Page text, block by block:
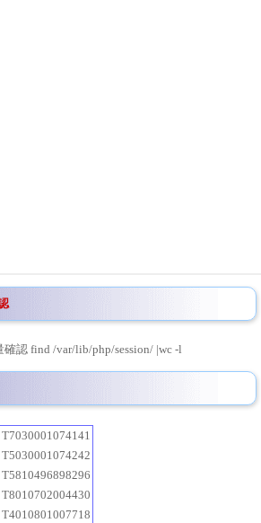
認 find /var/lib/php/session/ |wc -l
T7030001074141
T5030001074242
T5810496898296
T8010702004430
T4010801007718